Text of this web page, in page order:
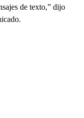
de texto,” dijo